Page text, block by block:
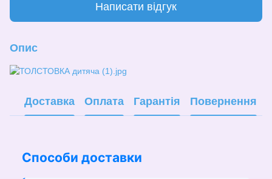
Написати відгук
Опис
Доставка Оплата Гарантія Повернення
Способи доставки